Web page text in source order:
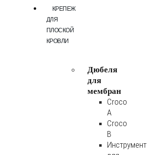
КРЕПЕЖ
ДЛЯ
ПЛОСКОЙ
КРОВЛИ
Дюбеля
для
мембран
Croco
A
Croco
B
Инструмент